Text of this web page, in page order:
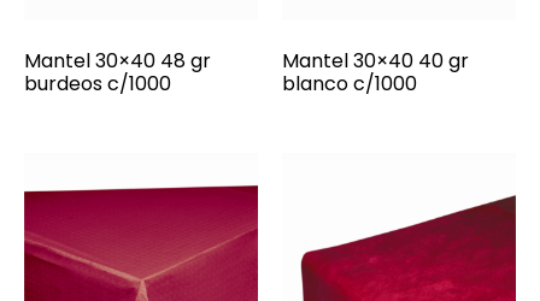
Mantel 30×40 48 gr
burdeos c/1000
Mantel 30×40 40 gr
blanco c/1000